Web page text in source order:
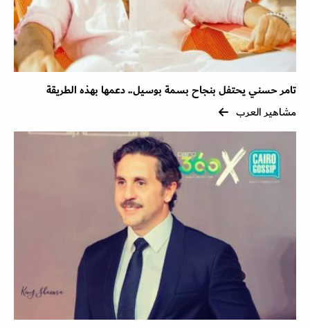
تامر حسني يحتفل بنجاح بسمة بوسيل.. دعمها بهذه الطريقة
مشاهير العرب